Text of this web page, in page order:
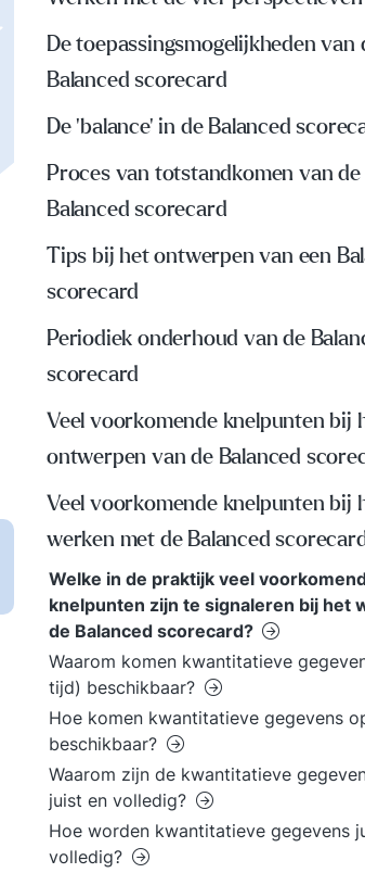
De toepassingsmogelijkheden van
Balanced scorecard
De 'balance' in de Balanced
Proces van totstandkomen van de
Balanced scorecard
Tips bij het ontwerpen van een
scorecard
Periodiek onderhoud van de
scorecard
Veel voorkomende knelpunten bij
ontwerpen van de Balanced
Veel voorkomende knelpunten bij
werken met de Balanced
Welke in de praktijk veel
knelpunten zijn te signaleren bij het
de Balanced scorecard?
Waarom komen kwantitatieve
tijd) beschikbaar?
Hoe komen kwantitatieve gegevens
beschikbaar?
Waarom zijn de kwantitatieve
juist en volledig?
Hoe worden kwantitatieve gegevens
volledig?